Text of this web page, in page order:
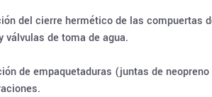
del cierre hermético de las compuertas
válvulas de toma de agua.
de empaquetaduras (juntas de neopreno